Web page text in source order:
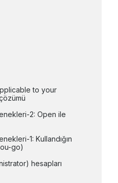
to your
2: Open ile
1: Kullandığın
go)
hesapları